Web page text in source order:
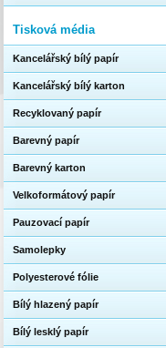
Tisková média
Kancelářský bílý papír
Kancelářský bílý karton
Recyklovaný papír
Barevný papír
Barevný karton
Velkoformátový papír
Pauzovací papír
Samolepky
Polyesterové fólie
Bílý hlazený papír
Bílý lesklý papír